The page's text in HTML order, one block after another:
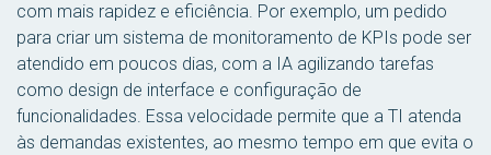
com mais rapidez e eficiência. Por exemplo, um pedido
para criar um sistema de monitoramento de KPIs pode ser
atendido em poucos dias, com a IA agilizando tarefas
como design de interface e configuração de
funcionalidades. Essa velocidade permite que a TI atenda
às demandas existentes, ao mesmo tempo em que evita o